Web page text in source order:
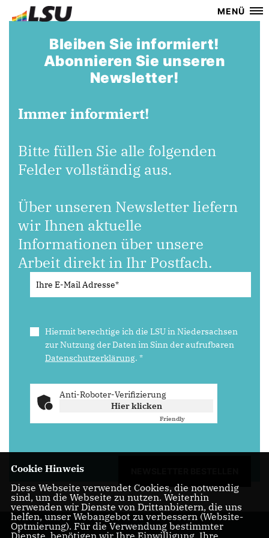
MENÜ
Bleiben Sie informiert!
Abonnieren Sie unseren
Newsletter!
Immer informiert!
Bitte füllen Sie alle folgenden
Felder vollständig aus.
Über unseren Newsletter liefern
wir Ihnen aktuelle
Informationen über unsere
Arbeit direkt in Ihr Postfach.
Hiermit berechtige ich die LSU in Niedersachsen
zur Nutzung der Daten im Sinn der aufrufbaren
Datenschutzerklärung. *
Anti-Roboter-Verifizierung
Hier klicken
Friendly
Cookie Hinweis
Diese Webseite verwendet Cookies, die notwendig
sind, um die Webseite zu nutzen. Weiterhin
verwenden wir Dienste von Drittanbietern, die uns
helfen, unser Webangebot zu verbessern (Website-
Optmierung). Für die Verwendung bestimmter
Dienste, benötigen wir Ihre Einwilligung. Ihre